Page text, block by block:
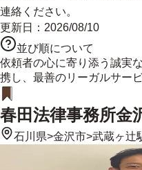
連絡ください。
更新日： 2026/08/10
並び順について
依頼者の心に寄り添う誠実
携し、最善のリーガルサー
春田法律事務所金
石川県>金沢市>武蔵ヶ辻